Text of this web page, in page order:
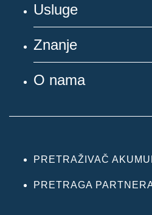
Usluge
Znanje
O nama
PRETRAŽIVAČ
PRETRAGA